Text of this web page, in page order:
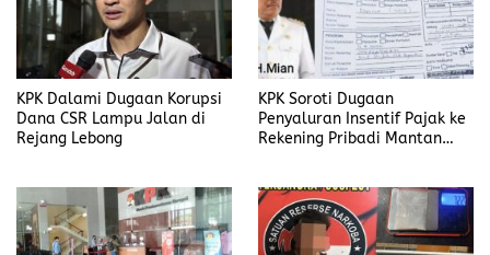
KPK Dalami Dugaan Korupsi
Dana CSR Lampu Jalan di
Rejang Lebong
KPK Soroti Dugaan
Penyaluran Insentif Pajak ke
Rekening Pribadi Mantan